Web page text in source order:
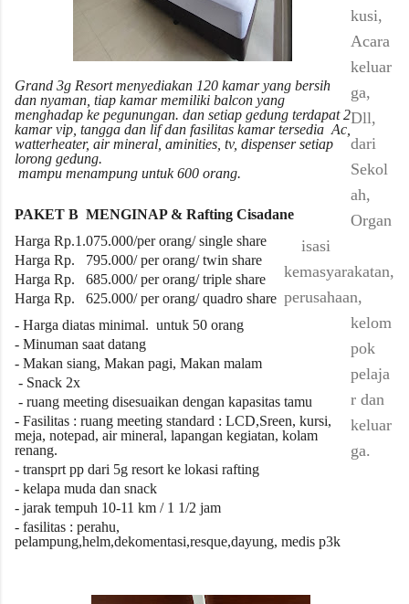
Grand 3g Resort menyediakan 120 kamar yang bersih
dan nyaman, tiap kamar memiliki balcon yang
menghadap ke pegunungan. dan setiap gedung terdapat 2
kamar vip, tangga dan lif dan fasilitas kamar tersedia Ac,
watterheater, air mineral, aminities, tv, dispenser setiap
lorong gedung.
mampu menampung untuk 600 orang.
PAKET B MENGINAP & Rafting Cisadane
Harga Rp.1.075.000/per orang/ single share
Harga Rp. 795.000/ per orang/ twin share
Harga Rp. 685.000/ per orang/ triple share
Harga Rp. 625.000/ per orang/ quadro share
- Harga diatas minimal. untuk 50 orang
- Minuman saat datang
- Makan siang, Makan pagi, Makan malam
- Snack 2x
- ruang meeting disesuaikan dengan kapasitas tamu
- Fasilitas : ruang meeting standard : LCD,Sreen, kursi,
meja, notepad, air mineral, lapangan kegiatan, kolam
renang.
- transprt pp dari 5g resort ke lokasi rafting
- kelapa muda dan snack
- jarak tempuh 10-11 km / 1 1/2 jam
- fasilitas : perahu,
pelampung,helm,dekomentasi,resque,dayung, medis p3k
kusi,
Acara
keluar
ga,
Dll,
dari
Sekol
ah,
Organ
isasi
kemasyarakatan,
perusahaan,
kelom
pok
pelaja
r dan
keluar
ga.